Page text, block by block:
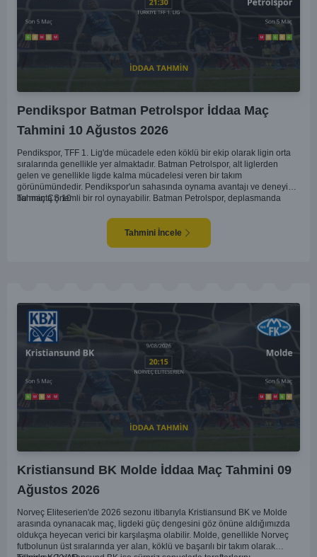
Pendikspor Batman Petrolspor İddaa Maç
Tahmini 10 Ağustos 2026
Pendikspor, TFF 1. Lig'de mücadele eden köklü bir ekip olarak ligin orta
sıralarında genellikle yer almaktadır. Batman Petrolspor, alt liglerden
gelen ve genellikle ligde kalma mücadelesi veren bir takım
görünümündedir. Pendikspor'un sahasında oynama avantajı ve deneyimi,
bu maçta önemli bir rol oynayabilir. Batman Petrolspor, deplasmanda
Pendikspor'un maçın kontrolünü elinde tutma olasılığı daha yüksek.
Takımların mevcut form durumları ve geçmiş performanslarına
bakıldığında ev sahibi ekibin galibiyeti daha yüksek bir ihtimal sunuyor.
Tahmin ÇŞ 10
Tahmini İncele
Kristiansund BK Molde İddaa Maç Tahmini 09
Ağustos 2026
Norveç Eliteserien'de 2026 sezonu itibarıyla Kristiansund BK ve Molde
arasında oynanacak maç, ligdeki güç dengesini göz önüne aldığımızda
oldukça heyecan verici bir karşılaşma olabilir. Molde, genellikle Norveç
futbolunun üst sıralarında yer alan, köklü ve başarılı bir takım olarak